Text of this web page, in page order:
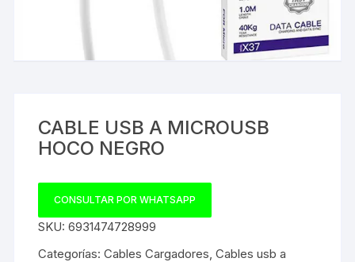
CABLE USB A MICROUSB
HOCO NEGRO
CONSULTAR POR WHATSAPP
SKU:6931474728999
Categorías:Cables Cargadores ,Cables usb a